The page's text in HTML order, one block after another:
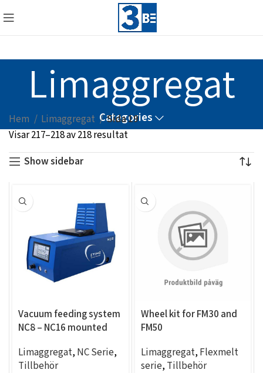
Limaggregat
Categories
Hem Limaggregat
Sida 19
Visar 217–218 av 218 resultat
Show sidebar
Vacuum feeding system
NC8 – NC16 mounted
Limaggregat, NC Serie,
Tillbehör
Wheel kit for FM30 and
FM50
Limaggregat, Flexmelt
serie, Tillbehör